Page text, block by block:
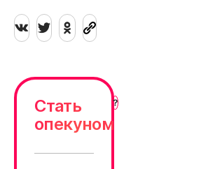
Стать
опекуном